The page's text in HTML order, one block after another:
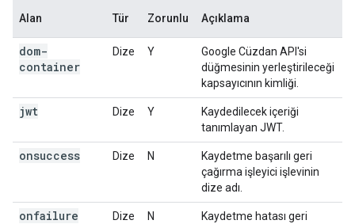
Alan Tür Zorunlu Açıklama
dom-
container
Dize Y
Google Cüzdan API'si
düğmesinin yerleştirileceği
kapsayıcının kimliği.
jwt Dize Y
Kaydedilecek içeriği
tanımlayan JWT.
onsuccess Dize N
Kaydetme başarılı geri
çağırma işleyici işlevinin
dize adı.
onfailure Dize N
Kaydetme hatası geri